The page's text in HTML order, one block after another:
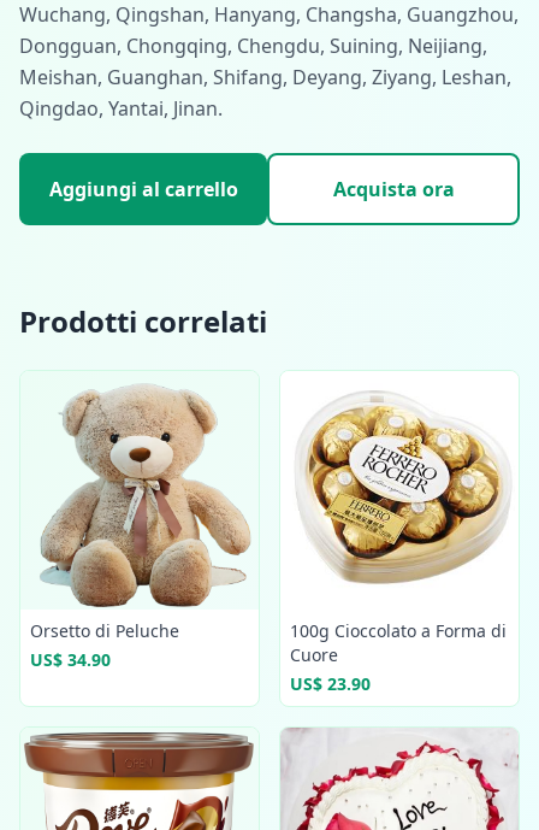
Wuchang, Qingshan, Hanyang, Changsha, Guangzhou,
Dongguan, Chongqing, Chengdu, Suining, Neijiang,
Meishan, Guanghan, Shifang, Deyang, Ziyang, Leshan,
Qingdao, Yantai, Jinan.
Aggiungi al carrello Acquista ora
Prodotti correlati
Orsetto di Peluche
US$ 34.90
100g Cioccolato a Forma di
Cuore
US$ 23.90